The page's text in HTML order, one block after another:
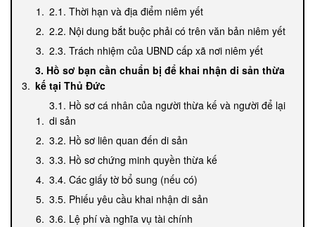
2.1. Thời hạn và địa điểm niêm yết
2.2. Nội dung bắt buộc phải có trên văn bản niêm yết
2.3. Trách nhiệm của UBND cấp xã nơi niêm yết
3. Hồ sơ bạn cần chuẩn bị để khai nhận di sản thừa
kế tại Thủ Đức
3.1. Hồ sơ cá nhân của người thừa kế và người để lại
di sản
3.2. Hồ sơ liên quan đến di sản
3.3. Hồ sơ chứng minh quyền thừa kế
3.4. Các giấy tờ bổ sung (nếu có)
3.5. Phiếu yêu cầu khai nhận di sản
3.6. Lệ phí và nghĩa vụ tài chính